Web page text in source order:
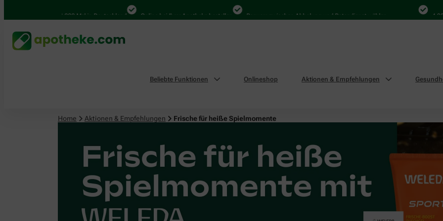
4.000 Mal in Deutschland Online bei Ihrer Apotheke bestellen Bequem zwischen Abholung und Botendienst wählen 4.000
Beliebte Funktionen Onlineshop Aktionen & Empfehlungen
Home Aktionen & Empfehlungen Frische für heiße Spielmomente